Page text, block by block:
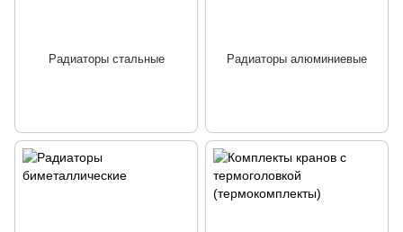
Радиаторы стальные Радиаторы алюминиевые